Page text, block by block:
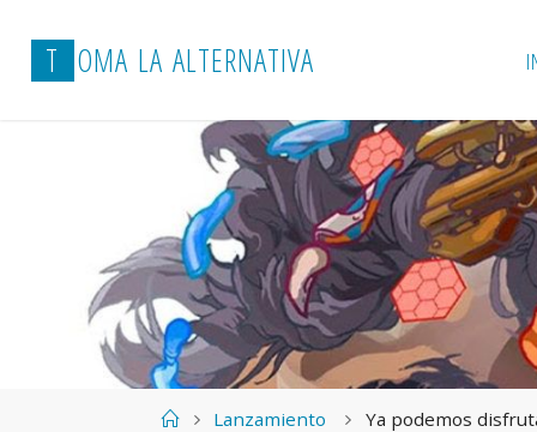
T OMA LA ALTERNATIVA
PáginaLanzamiento Ya podemos